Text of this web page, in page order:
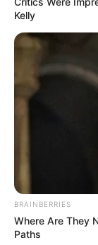
Kelly
BRAINBERRIES
Where Are They
Paths